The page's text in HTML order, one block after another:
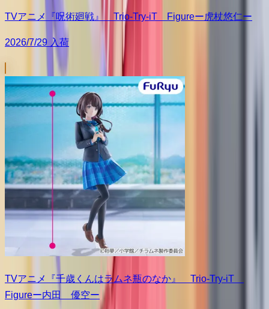
TVアニメ『呪術廻戦』 Trio-Try-iT Figureー虎杖悠仁ー
2026/7/29 入荷
TVアニメ『千歳くんはラムネ瓶のなか』 Trio-Try-iT
Figureー内田 優空ー